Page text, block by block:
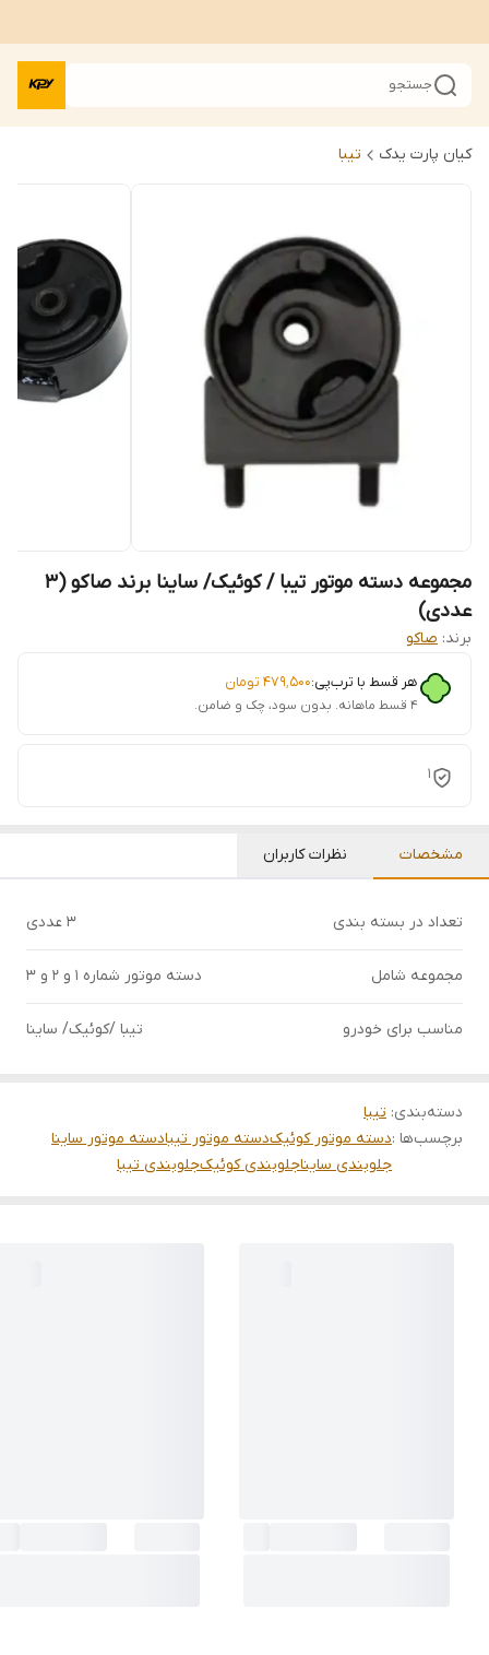
جستجو
کیان پارت یدک تیبا
مجموعه دسته موتور تیبا / کوئیک/ ساینا برند صاکو (۳
عددی)
برند: صاکو
هر قسط با ترب‌پی:۴۷۹٬۵۰۰ تومان
۴ قسط ماهانه. بدون سود، چک و ضامن.
1
مشخصات نظرات کاربران
تعداد در بسته بندی 3 عددی
مجموعه شامل دسته موتور شماره ۱ و ۲ و ۳
مناسب برای خودرو تیبا /کوئیک/ ساینا
دسته‌بندی: تیبا
برچسب‌ها :دسته موتور کوئیکدسته موتور تیبادسته موتور ساینا
جلوبندی سایناجلوبندی کوئیکجلوبندی تیبا